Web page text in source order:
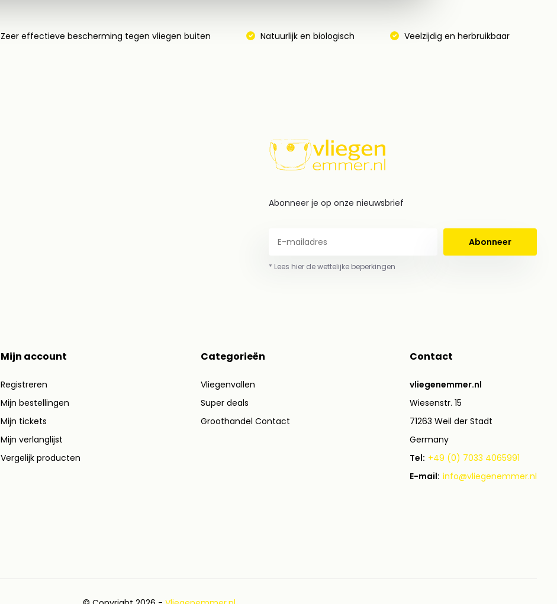
Zeer effectieve bescherming tegen vliegen buiten Natuurlijk en biologisch Veelzijdig en herbruikbaar
Abonneer je op onze nieuwsbrief
Abonneer
* Lees hier de wettelijke beperkingen
Mijn account
Registreren
Mijn bestellingen
Mijn tickets
Mijn verlanglijst
Vergelijk producten
Categorieën
Vliegenvallen
Super deals
Groothandel Contact
Contact
vliegenemmer.nl
Wiesenstr. 15
71263 Weil der Stadt
Germany
Tel: +49 (0) 7033 4065991
E-mail: info@vliegenemmer.nl